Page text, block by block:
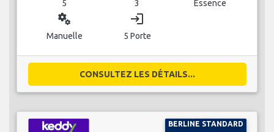
5 3 Essence
miscellaneous_services
Manuelle
login
5 Porte
CONSULTEZ LES DÉTAILS...
BERLINE STANDARD